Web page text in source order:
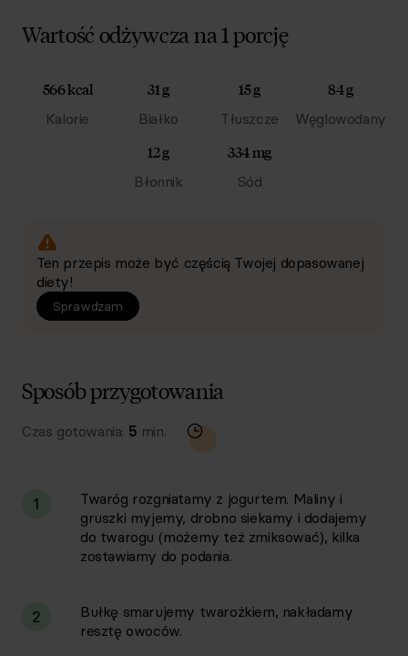
Wartość odżywcza na 1 porcję
566 kcal
Kalorie
31 g
Białko
15 g
Tłuszcze
84 g
Węglowodany
12 g
Błonnik
334 mg
Sód
Ten przepis może być częścią Twojej dopasowanej
diety!
Sprawdzam
Sposób przygotowania
Czas gotowania: 5 min.
1
Twaróg rozgniatamy z jogurtem. Maliny i
gruszki myjemy, drobno siekamy i dodajemy
do twarogu (możemy też zmiksować), kilka
zostawiamy do podania.
2
Bułkę smarujemy twarożkiem, nakładamy
resztę owoców.